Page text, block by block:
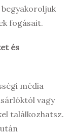
fogásait.
és
média
vagy
találkozhatsz.